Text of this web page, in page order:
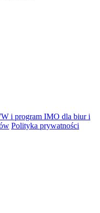
i program IMO dla biur i
Polityka prywatności